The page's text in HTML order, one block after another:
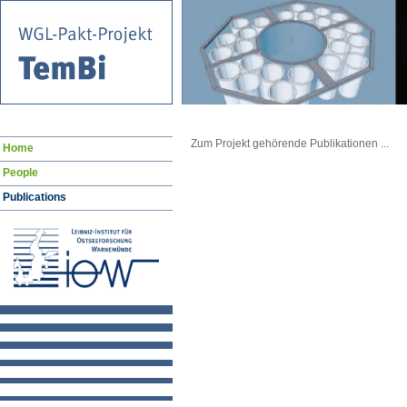
Zum Projekt gehörende Publikationen ...
Navigation
Home
People
Publications